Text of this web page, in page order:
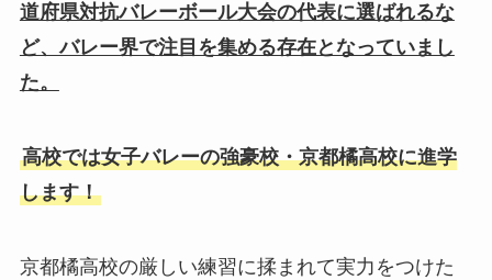
道府県対抗バレーボール大会の代表に選ばれるな
ど、バレー界で注目を集める存在となっていまし
た。
高校では女子バレーの強豪校・京都橘高校に進学
します！
京都橘高校の厳しい練習に揉まれて実力をつけた